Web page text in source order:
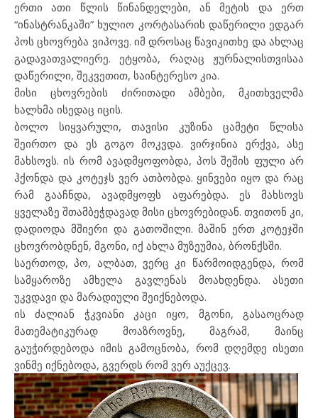
ერთი ათი წლის წინანდელები, ან მეტის და ერთ
“ინასტრანკაში” ხულიო კორტასარის დაწერილი ედგარ
პოს ცხოვრება ვიპოვე. იმ დროსაც წავიკითხე და ახლაც
გადავათვალიერე. ეტყობა, რაღაც ჟურნალისთვისაა
დაწერილი, შეკვეთით, საინტერესო კია.
მისი ცხოვრების ძირითადი ამბები, მკითხველმა
ხალხმა ისედაც იცის.
ბოლო სიყვარული, თავისი კუზინა ცამეტი წლისა
შეირთო და ეს გოგო მოკვდა. ვირჯინია ერქვა, ასე
მახსოვს. ის რომ ავადმყოფობდა, პოს შეშის ფული არ
ჰქონდა და კოტეჯს ვერ ათბობდა. ყინვები იყო და რაც
რამ გააჩნდა, ავადმყოფს აფარებდა. ეს მახსოვს
ყველაზე შთამბეჭდავად მისი ცხოვრებიდან. თვითონ კი,
დადიოდა მშიერი და გათოშილი. მაშინ ერთ კოტეჯში
ცხოვრობდნენ, მგონი, იქ ახლა მუზეუმია, ბრონქსში.
საერთოდ, პო, ალბათ, ვერც კი წარმოიდგენდა, რომ
სამყაროზე ამხელა გავლენას მოახდენდა. ასეთი
უკვდავი და მარადიული შეიქნებოდა.
ის ძალიან ჭკვიანი კაცი იყო, მგონი, გასაოცრად
მათემატიკურად მოაზროვნე, მაგრამ, მაინც
გაუჭირდებოდა იმის გამოცნობა, რომ დღემდე ისეთი
ვინმე იქნებოდა, გვერდს რომ ვერ აუქცევ.